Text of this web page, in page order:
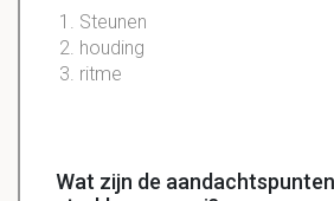
Steunen
houding
ritme
Wat zijn de